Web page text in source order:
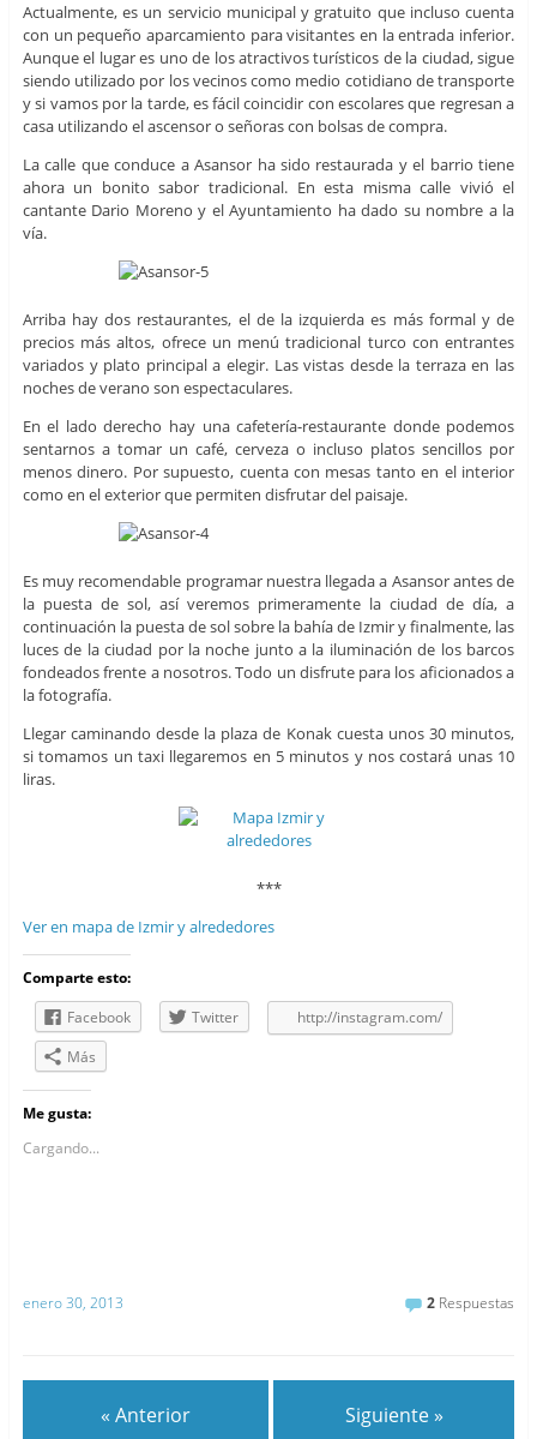
Actualmente, es un servicio municipal y gratuito que incluso cuenta
con un pequeño aparcamiento para visitantes en la entrada inferior.
Aunque el lugar es uno de los atractivos turísticos de la ciudad, sigue
siendo utilizado por los vecinos como medio cotidiano de transporte
y si vamos por la tarde, es fácil coincidir con escolares que regresan a
casa utilizando el ascensor o señoras con bolsas de compra.
La calle que conduce a Asansor ha sido restaurada y el barrio tiene
ahora un bonito sabor tradicional. En esta misma calle vivió el
cantante Dario Moreno y el Ayuntamiento ha dado su nombre a la
vía.
Arriba hay dos restaurantes, el de la izquierda es más formal y de
precios más altos, ofrece un menú tradicional turco con entrantes
variados y plato principal a elegir. Las vistas desde la terraza en las
noches de verano son espectaculares.
En el lado derecho hay una cafetería-restaurante donde podemos
sentarnos a tomar un café, cerveza o incluso platos sencillos por
menos dinero. Por supuesto, cuenta con mesas tanto en el interior
como en el exterior que permiten disfrutar del paisaje.
Es muy recomendable programar nuestra llegada a Asansor antes de
la puesta de sol, así veremos primeramente la ciudad de día, a
continuación la puesta de sol sobre la bahía de Izmir y finalmente, las
luces de la ciudad por la noche junto a la iluminación de los barcos
fondeados frente a nosotros. Todo un disfrute para los aficionados a
la fotografía.
Llegar caminando desde la plaza de Konak cuesta unos 30 minutos,
si tomamos un taxi llegaremos en 5 minutos y nos costará unas 10
liras.
***
Ver en mapa de Izmir y alrededores
Comparte esto:
Facebook
Twitter
http://instagram.com/
Más
Me gusta:
Cargando...
enero 30, 2013 2 Respuestas
« Anterior Siguiente »